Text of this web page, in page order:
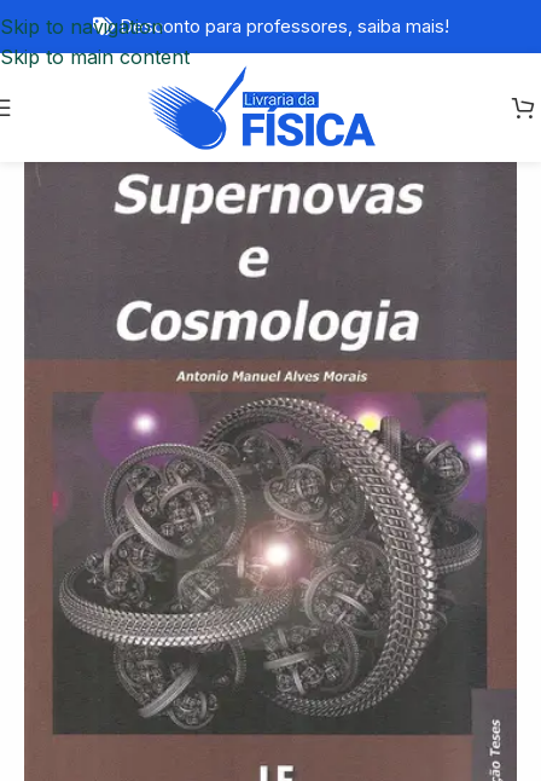
Skip to navigation
Skip to main content
Desconto para professores, saiba mais!